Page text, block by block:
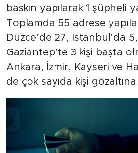
baskın yapılarak 1 şüpheli
Toplamda 55 adrese
Düzce’de 27, İstanbul’da
Gaziantep’te 3 kişi başta
Ankara, İzmir, Kayseri ve
de çok sayıda kişi gözaltına